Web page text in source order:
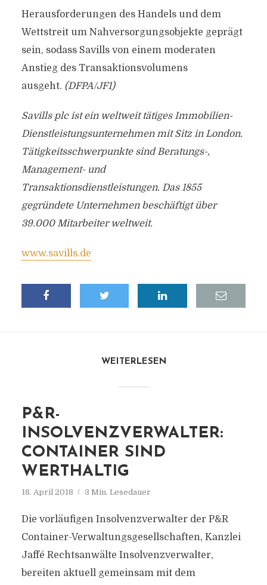
Herausforderungen des Handels und dem
Wettstreit um Nahversorgungsobjekte geprägt
sein, sodass Savills von einem moderaten
Anstieg des Transaktionsvolumens
ausgeht. (DFPA/JF1)
Savills plc ist ein weltweit tätiges Immobilien-
Dienstleistungsunternehmen mit Sitz in London.
Tätigkeitsschwerpunkte sind Beratungs-,
Management- und
Transaktionsdienstleistungen. Das 1855
gegründete Unternehmen beschäftigt über
39.000 Mitarbeiter weltweit.
www.savills.de
WEITERLESEN
P&R-
INSOLVENZVERWALTER:
CONTAINER SIND
WERTHALTIG
18. April 2018 3 Min. Lesedauer
Die vorläufigen Insolvenzverwalter der P&R
Container-Verwaltungsgesellschaften, Kanzlei
Jaffé Rechtsanwälte Insolvenzverwalter,
bereiten aktuell gemeinsam mit dem